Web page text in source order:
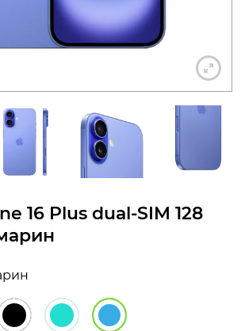
16 Plus dual-SIM 128
318-40-14
до 21:00, без